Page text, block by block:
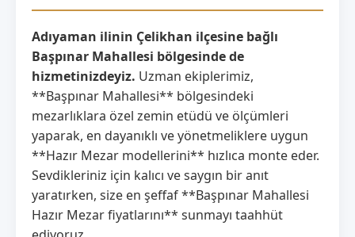
Adıyaman ilinin Çelikhan ilçesine bağlı
Başpınar Mahallesi bölgesinde de
hizmetinizdeyiz. Uzman ekiplerimiz,
**Başpınar Mahallesi** bölgesindeki
mezarlıklara özel zemin etüdü ve ölçümleri
yaparak, en dayanıklı ve yönetmeliklere uygun
**Hazır Mezar modellerini** hızlıca monte eder.
Sevdikleriniz için kalıcı ve saygın bir anıt
yaratırken, size en şeffaf **Başpınar Mahallesi
Hazır Mezar fiyatlarını** sunmayı taahhüt